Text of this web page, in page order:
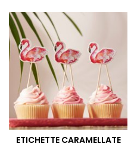
ETICHETTE CARAMELLATE